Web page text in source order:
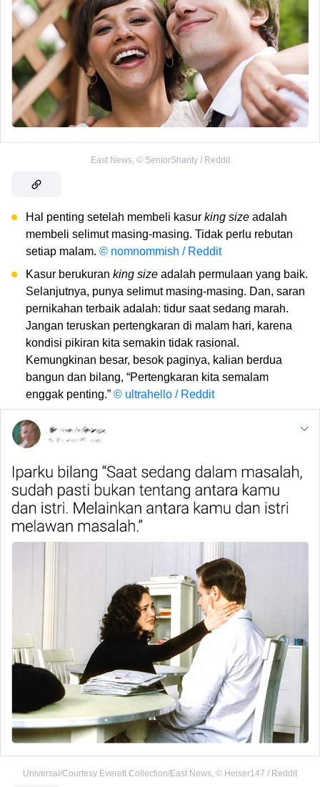
East News, © SeniorShanty / Reddit
Hal penting setelah membeli kasur king size adalah
membeli selimut masing-masing. Tidak perlu rebutan
setiap malam. © nomnommish / Reddit
Kasur berukuran king size adalah permulaan yang baik.
Selanjutnya, punya selimut masing-masing. Dan, saran
pernikahan terbaik adalah: tidur saat sedang marah.
Jangan teruskan pertengkaran di malam hari, karena
kondisi pikiran kita semakin tidak rasional.
Kemungkinan besar, besok paginya, kalian berdua
bangun dan bilang, “Pertengkaran kita semalam
enggak penting.” © ultrahello / Reddit
Universal/Courtesy Everett Collection/East News © Heiser147 / Reddit